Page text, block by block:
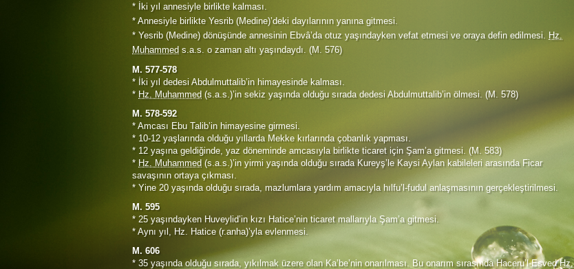
* İki yıl annesiyle birlikte kalması.
* Annesiyle birlikte Yesrib (Medine)’deki dayılarının yanına gitmesi.
* Yesrib (Medine) dönüşünde annesinin Ebvâ’da otuz yaşındayken vefat etmesi ve oraya defin edilmesi. Hz.
Muhammed s.a.s. o zaman altı yaşındaydı. (M. 576)
M. 577-578
* İki yıl dedesi Abdulmuttalib’in himayesinde kalması.
* Hz. Muhammed (s.a.s.)’in sekiz yaşında olduğu sırada dedesi Abdulmuttalib’in ölmesi. (M. 578)
M. 578-592
* Amcası Ebu Talib’in himayesine girmesi.
* 10-12 yaşlarında olduğu yıllarda Mekke kırlarında çobanlık yapması.
* 12 yaşına geldiğinde, yaz döneminde amcasıyla birlikte ticaret için Şam’a gitmesi. (M. 583)
* Hz. Muhammed (s.a.s.)’in yirmi yaşında olduğu sırada Kureyş’le Kaysi Aylan kabileleri arasında Ficar
savaşının ortaya çıkması.
* Yine 20 yaşında olduğu sırada, mazlumlara yardım amacıyla hılfu’l-fudul anlaşmasının gerçekleştirilmesi.
M. 595
* 25 yaşındayken Huveylid’in kızı Hatice’nin ticaret mallarıyla Şam’a gitmesi.
* Aynı yıl, Hz. Hatice (r.anha)’yla evlenmesi.
M. 606
* 35 yaşında olduğu sırada, yıkılmak üzere olan Ka’be’nin onarılması. Bu onarım sırasında Haceru’l-EsvedHz.